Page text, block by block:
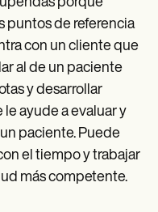
porque
puntos de referencia
con un cliente que
al de un paciente
y desarrollar
ayude a evaluar y
paciente. Puede
el tiempo y trabajar
más competente.